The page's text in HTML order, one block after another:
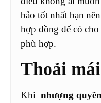
bảo tốt nhất bạn
hợp đồng để có
phù hợp.
Thoải
Khi nhượng